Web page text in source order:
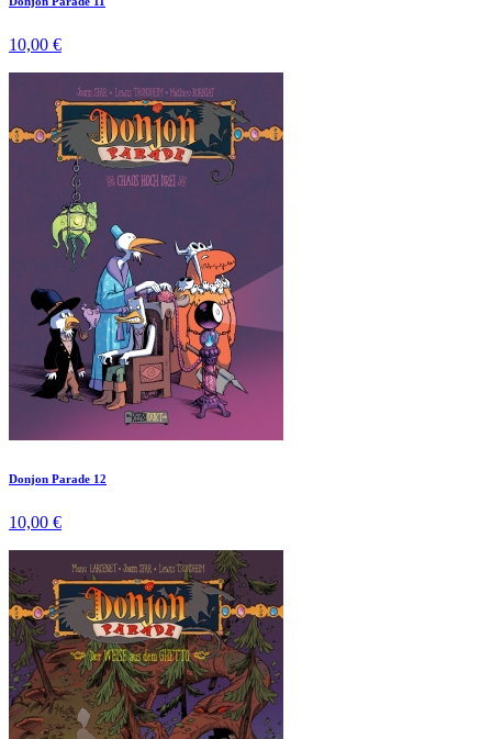
10,00 €
Donjon Parade 12
10,00 €